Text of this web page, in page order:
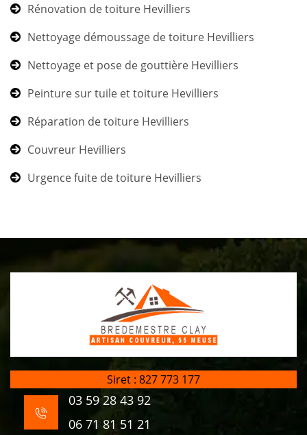
Rénovation de toiture Hevilliers
Nettoyage démoussage de toiture Hevilliers
Nettoyage et pose de gouttière Hevilliers
Peinture sur tuile et toiture Hevilliers
Réparation de toiture Hevilliers
Couvreur Hevilliers
Urgence fuite de toiture Hevilliers
Siret : 827 773 177
03 59 28 43 92
06 71 81 51 21